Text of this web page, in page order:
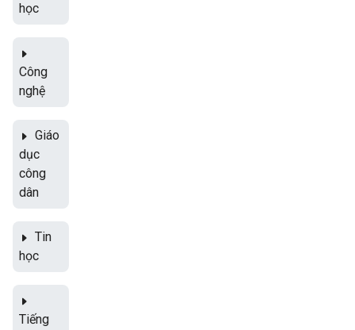
học
Công
nghệ
Giáo
dục
công
dân
Tin
học
Tiếng